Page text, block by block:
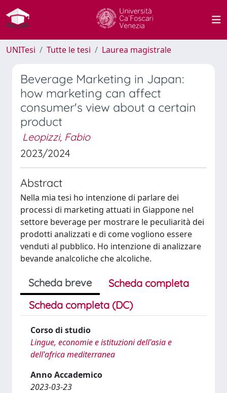
UNITesi Tutte le tesi Laurea magistrale
Beverage Marketing in Japan:
how marketing can affect
consumer's view about a certain
product
Leopizzi, Fabio
2023/2024
Abstract
Nella mia tesi ho intenzione di parlare dei
processi di marketing attuati in Giappone nel
settore beverage per mostrare le peculiarità dei
prodotti analizzati e di come vogliono essere
venduti al pubblico. Ho intenzione di analizzare
bevande analcoliche che alcoliche.
Scheda breve
Scheda completa
Scheda completa (DC)
Corso di studio
Lingue, economie e istituzioni dell'asia e
dell'africa mediterranea
Anno Accademico
2023-03-23